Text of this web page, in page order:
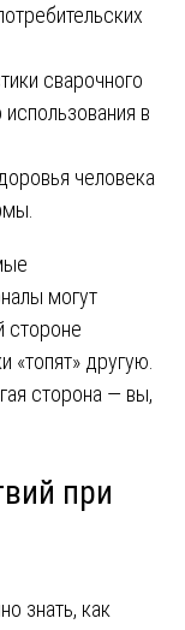
сварочного
в
человека
могут
стороне
другую.
сторона — вы,
при
знать, как